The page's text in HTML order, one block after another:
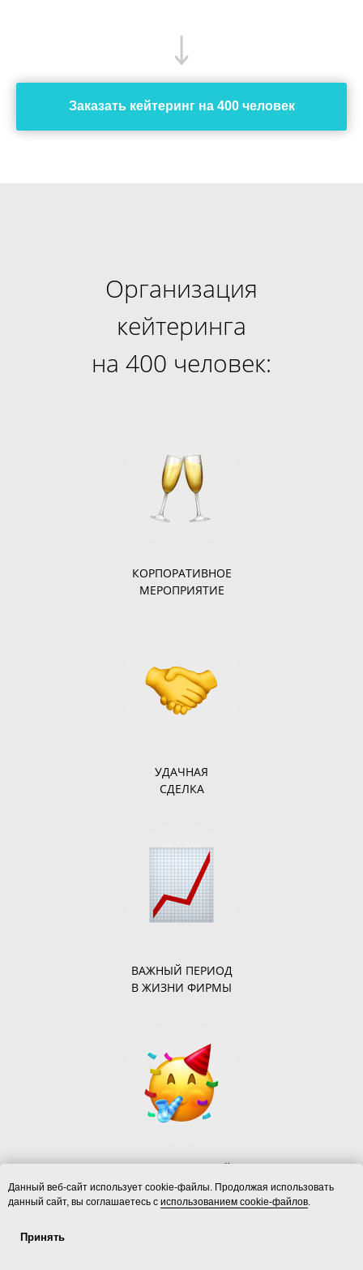
Данный веб-сайт использует cookie-файлы. Продолжая использовать
данный сайт, вы соглашаетесь с использованием cookie-файлов.
Принять
Заказать кейтеринг на 400 человек
Организация
кейтеринга
на 400 человек:
КОРПОРАТИВНОЕ
МЕРОПРИЯТИЕ
УДАЧНАЯ
СДЕЛКА
ВАЖНЫЙ ПЕРИОД
В ЖИЗНИ ФИРМЫ
ТОРЖЕСТВЕННЫЙ
ПОВОД